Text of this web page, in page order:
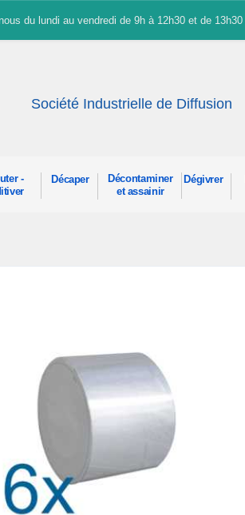
du lundi au vendredi de 9h à 12h30 et de
Société Industrielle de Diffusion
-
Décaper
Décontaminer
et assainir
Dégivrer